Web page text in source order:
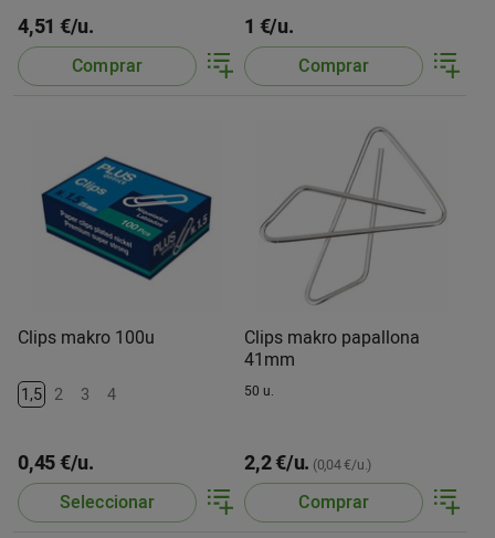
4,51 €/u.
Comprar
1 €/u.
Comprar
Clips makro 100u
1,5 2 3 4
0,45 €/u.
Seleccionar
Clips makro papallona
41mm
50 u.
2,2 €/u. (0,04 €/u.)
Comprar